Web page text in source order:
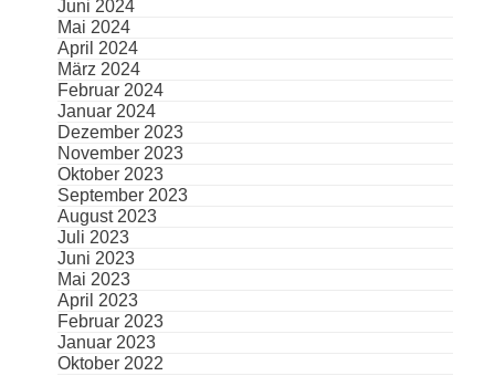
Juni 2024
Mai 2024
April 2024
März 2024
Februar 2024
Januar 2024
Dezember 2023
November 2023
Oktober 2023
September 2023
August 2023
Juli 2023
Juni 2023
Mai 2023
April 2023
Februar 2023
Januar 2023
Oktober 2022